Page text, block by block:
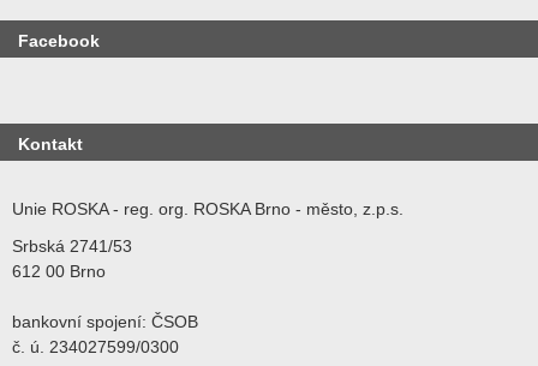
Facebook
Kontakt
Unie ROSKA - reg. org. ROSKA Brno - město, z.p.s.
Srbská 2741/53
612 00 Brno
bankovní spojení: ČSOB
č. ú. 234027599/0300